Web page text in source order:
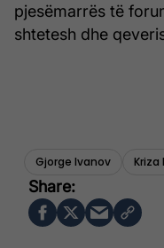
pjesëmarrës të
shtetesh dhe
Gjorge Ivanov Kriza